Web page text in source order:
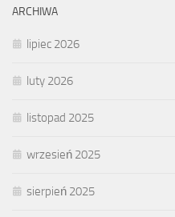
ARCHIWA
lipiec 2026
luty 2026
listopad 2025
wrzesień 2025
sierpień 2025